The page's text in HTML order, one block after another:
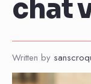
chat
Written by